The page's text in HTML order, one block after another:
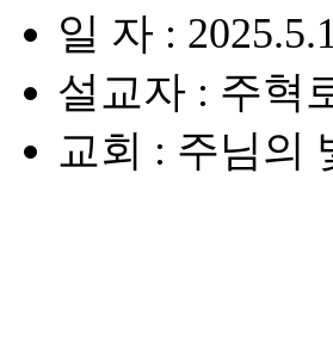
일 자 :
설교자 : 주혁
교회 : 주님의